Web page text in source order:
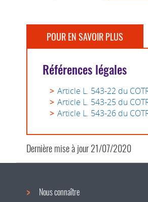
POUR EN SAVOIR PLUS
Références légales
Article L. 543-22 du
Article L. 543-25 du
Article L. 543-26 du
Dernière mise à jour21/07/2020
Nous connaître